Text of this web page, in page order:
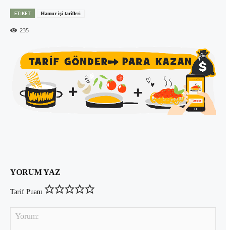
ETIKET Hamur işi tarifleri
235
YORUM YAZ
Tarif Puanı